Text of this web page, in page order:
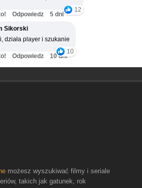
12
Odpowiedz
5 dni
Sikorski
działa player i szukanie
10
Odpowiedz 10 dni
możesz wyszukiwać filmy i seriale
takich jak gatunek, rok